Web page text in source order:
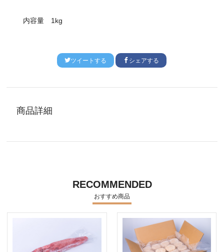
内容量 1kg
ツイートする シェアする
商品詳細
RECOMMENDED
おすすめ商品